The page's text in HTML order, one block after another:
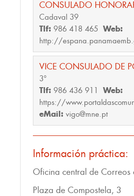
CONSULADO
Cadaval 39
Tlf: 986 418 465 Web:
http://
VICE CONSULADO DE
3°
Tlf: 986 436 911 Web:
https://
eMail: vigo@mne.pt
Información práctica:
Oficina central de Correos
Plaza de Compostela, 3